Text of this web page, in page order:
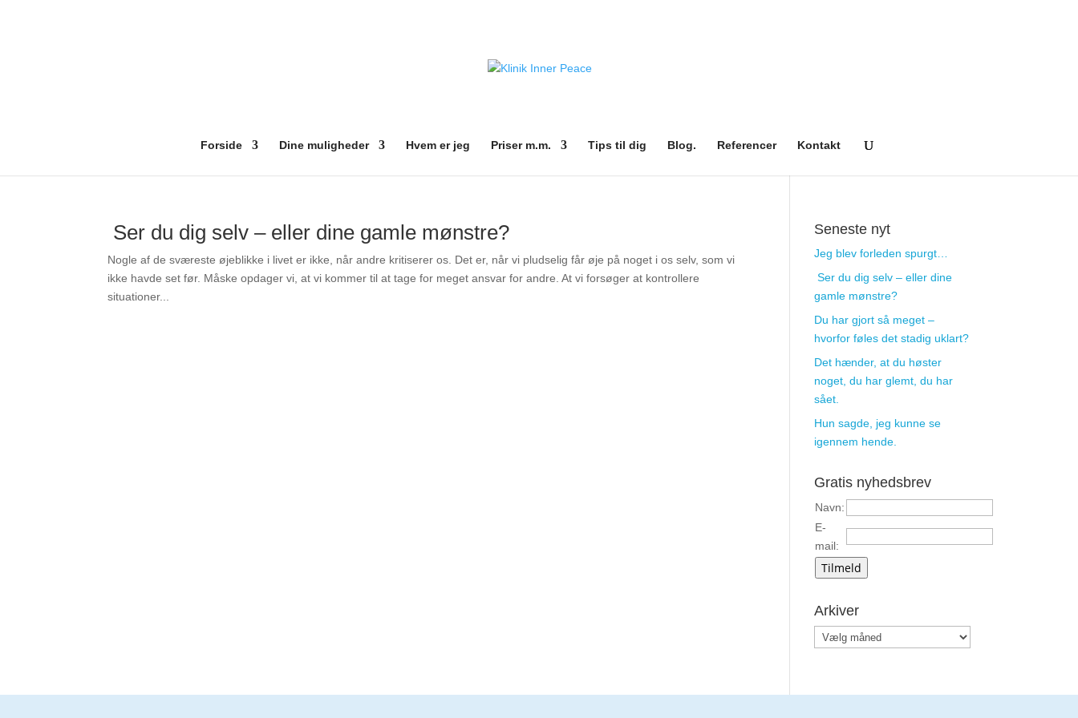
Forside Dine muligheder Hvem er jeg Priser m.m. Tips til dig Blog. Referencer Kontakt
Ser du dig selv – eller dine gamle mønstre?
Nogle af de sværeste øjeblikke i livet er ikke, når andre kritiserer os. Det er, når vi pludselig får øje på noget i os selv, som vi
ikke havde set før. Måske opdager vi, at vi kommer til at tage for meget ansvar for andre. At vi forsøger at kontrollere
situationer...
Seneste nyt
Jeg blev forleden spurgt…
Ser du dig selv – eller dine
gamle mønstre?
Du har gjort så meget –
hvorfor føles det stadig uklart?
Det hænder, at du høster
noget, du har glemt, du har
sået.
Hun sagde, jeg kunne se
igennem hende.
Gratis nyhedsbrev
Navn:
E-
mail:
Tilmeld
Arkiver
Arkiver